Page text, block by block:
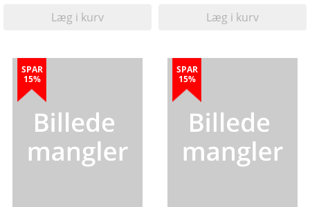
Læg i kurv Læg i kurv
SPAR
15%
SPAR
15%